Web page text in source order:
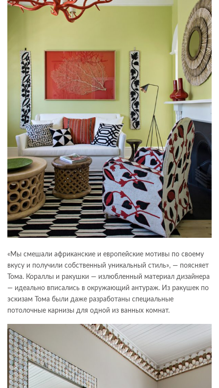
«Мы смешали африканские и европейские мотивы по своему
вкусу и получили собственный уникальный стиль», — поясняет
Тома. Кораллы и ракушки — излюбленный материал дизайнера
— идеально вписались в окружающий антураж. Из ракушек по
эскизам Тома были даже разработаны специальные
потолочные карнизы для одной из ванных комнат.